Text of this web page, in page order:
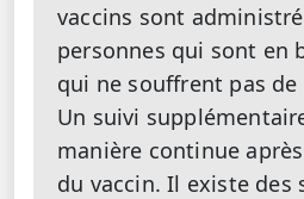
vaccins sont
personnes qui sont en
qui ne souffrent pas de
Un suivi
manière continue
du vaccin. Il existe des